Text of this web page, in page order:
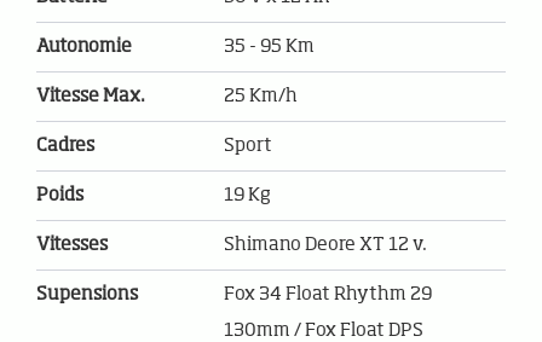
Autonomie 35 - 95 Km
Vitesse Max. 25 Km/h
Cadres Sport
Poids 19 Kg
Vitesses Shimano Deore XT 12 v.
Supensions
Fox 34 Float Rhythm 29
130mm / Fox Float DPS